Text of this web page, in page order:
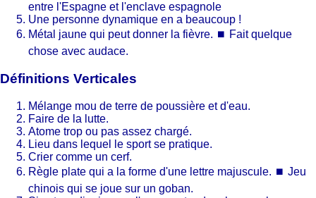
entre l'Espagne et l'enclave espagnole
Une personne dynamique en a beaucoup !
Métal jaune qui peut donner la fièvre. ⏹ Fait quelque
chose avec audace.
Définitions Verticales
Mélange mou de terre de poussière et d'eau.
Faire de la lutte.
Atome trop ou pas assez chargé.
Lieu dans lequel le sport se pratique.
Crier comme un cerf.
Règle plate qui a la forme d'une lettre majuscule. ⏹ Jeu
chinois qui se joue sur un goban.